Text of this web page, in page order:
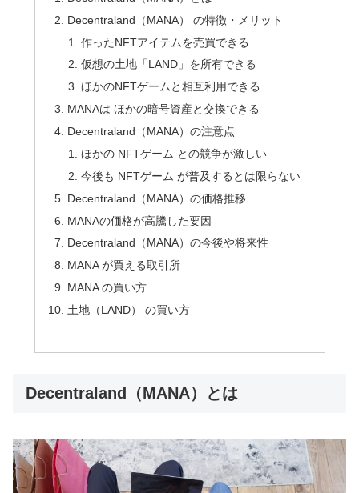
Decentraland（MANA） の特徴・メリット
作ったNFTアイテムを売買できる
仮想の土地「LAND」を所有できる
ほかのNFTゲームと相互利用できる
MANAは ほかの暗号資産と交換できる
Decentraland（MANA）の注意点
ほかの NFTゲーム との競争が激しい
今後も NFTゲーム が普及するとは限らない
Decentraland（MANA）の価格推移
MANAの価格が高騰した要因
Decentraland（MANA）の今後や将来性
MANA が買える取引所
MANA の買い方
土地（LAND） の買い方
Decentraland（MANA）とは